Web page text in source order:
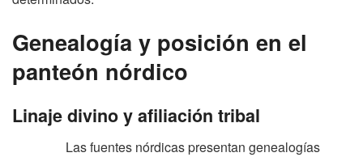
Genealogía y posición en el
panteón nórdico
Linaje divino y afiliación tribal
Las fuentes nórdicas presentan genealogías